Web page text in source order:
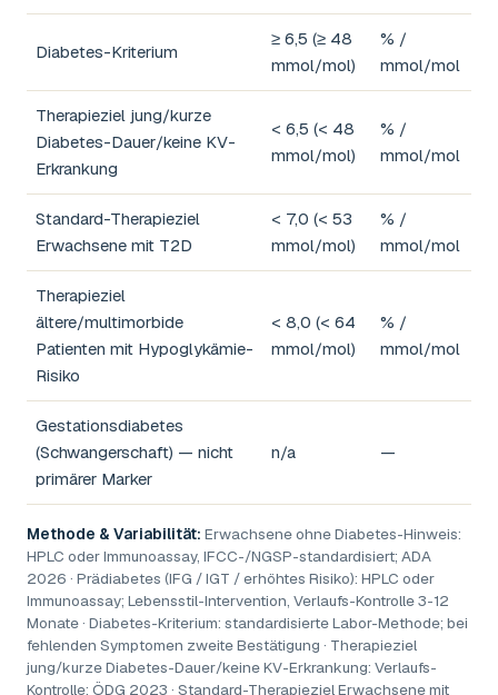
Diabetes-Kriterium
≥ 6,5 (≥ 48
mmol/mol)
% /
mmol/mol
Therapieziel jung/kurze
Diabetes-Dauer/keine KV-
Erkrankung
< 6,5 (< 48
mmol/mol)
% /
mmol/mol
Standard-Therapieziel
Erwachsene mit T2D
< 7,0 (< 53
mmol/mol)
% /
mmol/mol
Therapieziel
ältere/multimorbide
Patienten mit Hypoglykämie-
Risiko
< 8,0 (< 64
mmol/mol)
% /
mmol/mol
Gestationsdiabetes
(Schwangerschaft) — nicht
primärer Marker
n/a —
Methode & Variabilität: Erwachsene ohne Diabetes-Hinweis:
HPLC oder Immunoassay, IFCC-/NGSP-standardisiert; ADA
2026 · Prädiabetes (IFG / IGT / erhöhtes Risiko): HPLC oder
Immunoassay; Lebensstil-Intervention, Verlaufs-Kontrolle 3-12
Monate · Diabetes-Kriterium: standardisierte Labor-Methode; bei
fehlenden Symptomen zweite Bestätigung · Therapieziel
jung/kurze Diabetes-Dauer/keine KV-Erkrankung: Verlaufs-
Kontrolle; ÖDG 2023 · Standard-Therapieziel Erwachsene mit